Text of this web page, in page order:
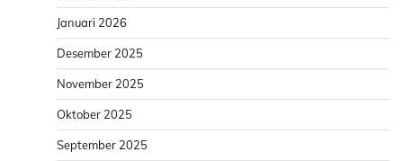
Januari 2026
Desember 2025
November 2025
Oktober 2025
September 2025